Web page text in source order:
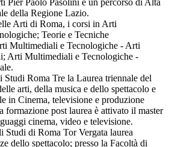
Pier Paolo Pasolini è un percorso di Alta
della Regione Lazio.
Arti di Roma, i corsi in Arti
Teorie e Tecniche
Multimediali e Tecnologiche - Arti
Arti Multimediali e Tecnologiche -
Roma Tre la Laurea triennale del
arti, della musica e dello spettacolo e
in Cinema, televisione e produzione
formazione post laurea è attivato il master
cinema, video e televisione.
Studi di Roma Tor Vergata laurea
dello spettacolo; presso la Facoltà di